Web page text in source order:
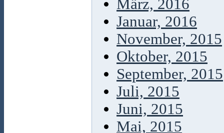
März, 2016
Januar, 2016
November, 2015
Oktober, 2015
September, 2015
Juli, 2015
Juni, 2015
Mai, 2015